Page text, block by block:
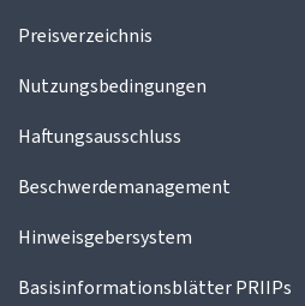
Preisverzeichnis
Nutzungsbedingungen
Haftungsausschluss
Beschwerdemanagement
Hinweisgebersystem
Basisinformationsblätter PRIIPs